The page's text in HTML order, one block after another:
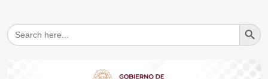
Search
for:
Search